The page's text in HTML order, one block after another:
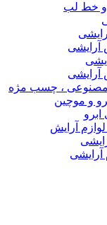
و خط لب
آرایشی
آرایشی
، چسب مژه
و موچین
آرایش
آرایشی